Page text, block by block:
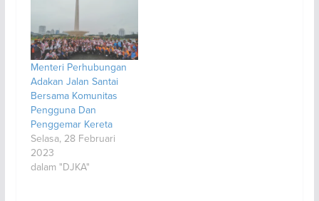
Menteri Perhubungan
Adakan Jalan Santai
Bersama Komunitas
Pengguna Dan
Penggemar Kereta
Selasa, 28 Februari
2023
dalam "DJKA"